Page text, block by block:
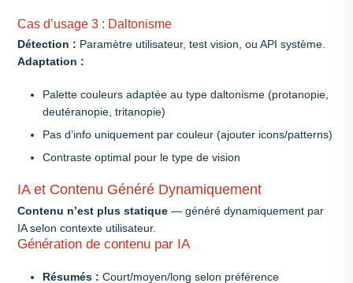
Cas d’usage 3 : Daltonisme
Détection : Paramètre utilisateur, test vision, ou API système.
Adaptation :
Palette couleurs adaptée au type daltonisme (protanopie,
deutéranopie, tritanopie)
Pas d’info uniquement par couleur (ajouter icons/patterns)
Contraste optimal pour le type de vision
IA et Contenu Généré Dynamiquement
Contenu n’est plus statique — généré dynamiquement par
IA selon contexte utilisateur.
Génération de contenu par IA
Résumés : Court/moyen/long selon préférence